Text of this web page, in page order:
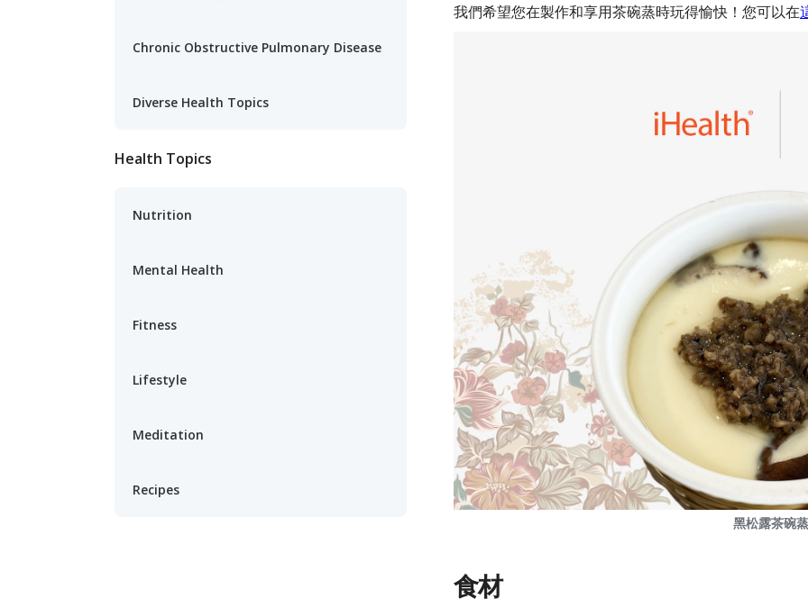
Chronic Obstructive Pulmonary Disease
Diverse Health Topics
Health Topics
Nutrition
Mental Health
Fitness
Lifestyle
Meditation
Recipes
我們希望您在製作和享用茶碗蒸時玩得愉快！您可以在
黑松露茶碗蒸
食材